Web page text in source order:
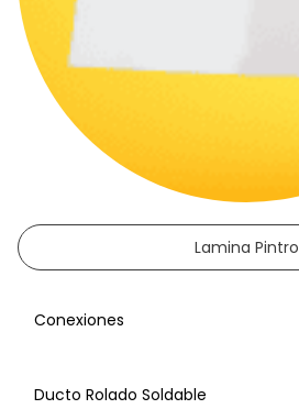
Lamina Pintro
Conexiones
Ducto Rolado Soldable